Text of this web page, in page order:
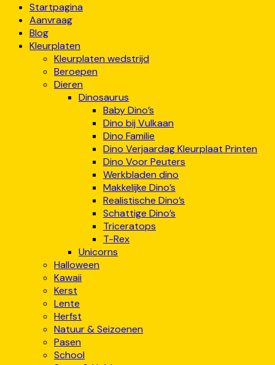
Startpagina
Aanvraag
Blog
Kleurplaten
Kleurplaten wedstrijd
Beroepen
Dieren
Dinosaurus
Baby Dino’s
Dino bij Vulkaan
Dino Familie
Dino Verjaardag Kleurplaat Printen
Dino Voor Peuters
Werkbladen dino
Makkelijke Dino’s
Realistische Dino’s
Schattige Dino’s
Triceratops
T-Rex
Unicorns
Halloween
Kawaii
Kerst
Lente
Herfst
Natuur & Seizoenen
Pasen
School